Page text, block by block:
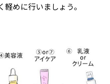
めに行いましょう。